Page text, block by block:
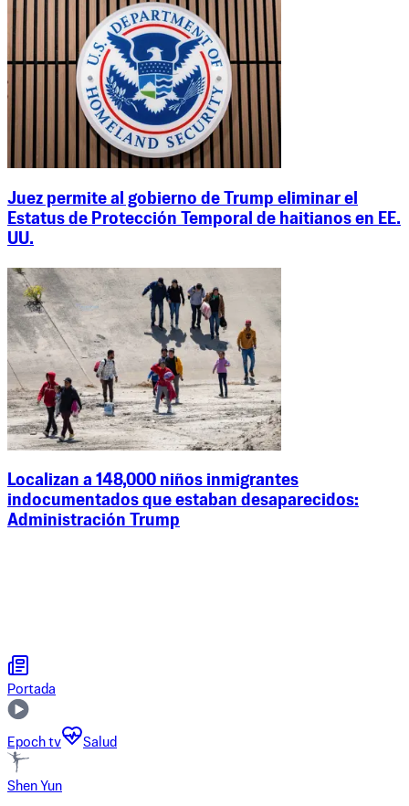
Juez permite al gobierno de Trump eliminar el
Estatus de Protección Temporal de haitianos en EE.
UU.
Localizan a 148,000 niños inmigrantes
indocumentados que estaban desaparecidos:
Administración Trump
Portada
Epoch tv Salud
Shen Yun